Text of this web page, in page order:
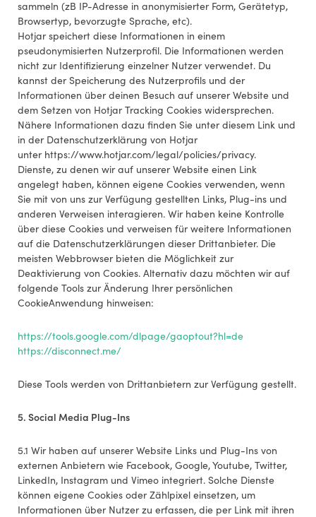
sammeln (zB IP-Adresse in anonymisierter Form, Gerätetyp,
Browsertyp, bevorzugte Sprache, etc).
Hotjar speichert diese Informationen in einem
pseudonymisierten Nutzerprofil. Die Informationen werden
nicht zur Identifizierung einzelner Nutzer verwendet. Du
kannst der Speicherung des Nutzerprofils und der
Informationen über deinen Besuch auf unserer Website und
dem Setzen von Hotjar Tracking Cookies widersprechen.
Nähere Informationen dazu finden Sie unter diesem Link und
in der Datenschutzerklärung von Hotjar
unter https://www.hotjar.com/legal/policies/privacy.
Dienste, zu denen wir auf unserer Website einen Link
angelegt haben, können eigene Cookies verwenden, wenn
Sie mit von uns zur Verfügung gestellten Links, Plug-ins und
anderen Verweisen interagieren. Wir haben keine Kontrolle
über diese Cookies und verweisen für weitere Informationen
auf die Datenschutzerklärungen dieser Drittanbieter. Die
meisten Webbrowser bieten die Möglichkeit zur
Deaktivierung von Cookies. Alternativ dazu möchten wir auf
folgende Tools zur Änderung Ihrer persönlichen
CookieAnwendung hinweisen:
https://tools.google.com/dlpage/gaoptout?hl=de
https://disconnect.me/
Diese Tools werden von Drittanbietern zur Verfügung gestellt.
5. Social Media Plug-Ins
5.1 Wir haben auf unserer Website Links und Plug-Ins von
externen Anbietern wie Facebook, Google, Youtube, Twitter,
LinkedIn, Instagram und Vimeo integriert. Solche Dienste
können eigene Cookies oder Zählpixel einsetzen, um
Informationen über Nutzer zu erfassen, die per Link mit ihren